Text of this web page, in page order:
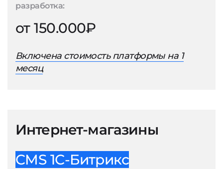
разработка:
от 150.000₽
Включена стоимость платформы на 1
месяц
Интернет-магазины
CMS 1С-Битрикс